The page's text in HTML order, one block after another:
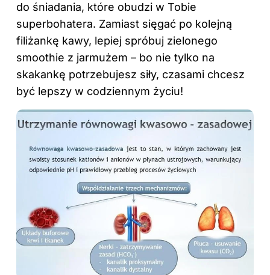
do śniadania, które obudzi w Tobie
superbohatera. Zamiast sięgać po kolejną
filiżankę kawy, lepiej spróbuj zielonego
smoothie z jarmużem – bo nie tylko na
skakankę potrzebujesz siły, czasami chcesz
być lepszy w codziennym życiu!